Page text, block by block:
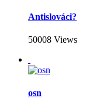
Antislováci?
50008 Views
osn